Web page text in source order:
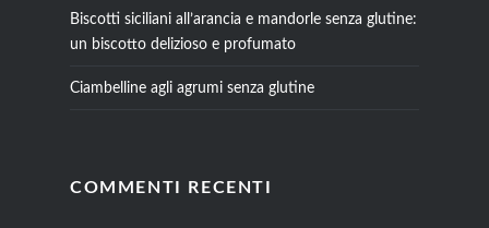
Biscotti siciliani all’arancia e mandorle senza glutine:
un biscotto delizioso e profumato
Ciambelline agli agrumi senza glutine
COMMENTI RECENTI